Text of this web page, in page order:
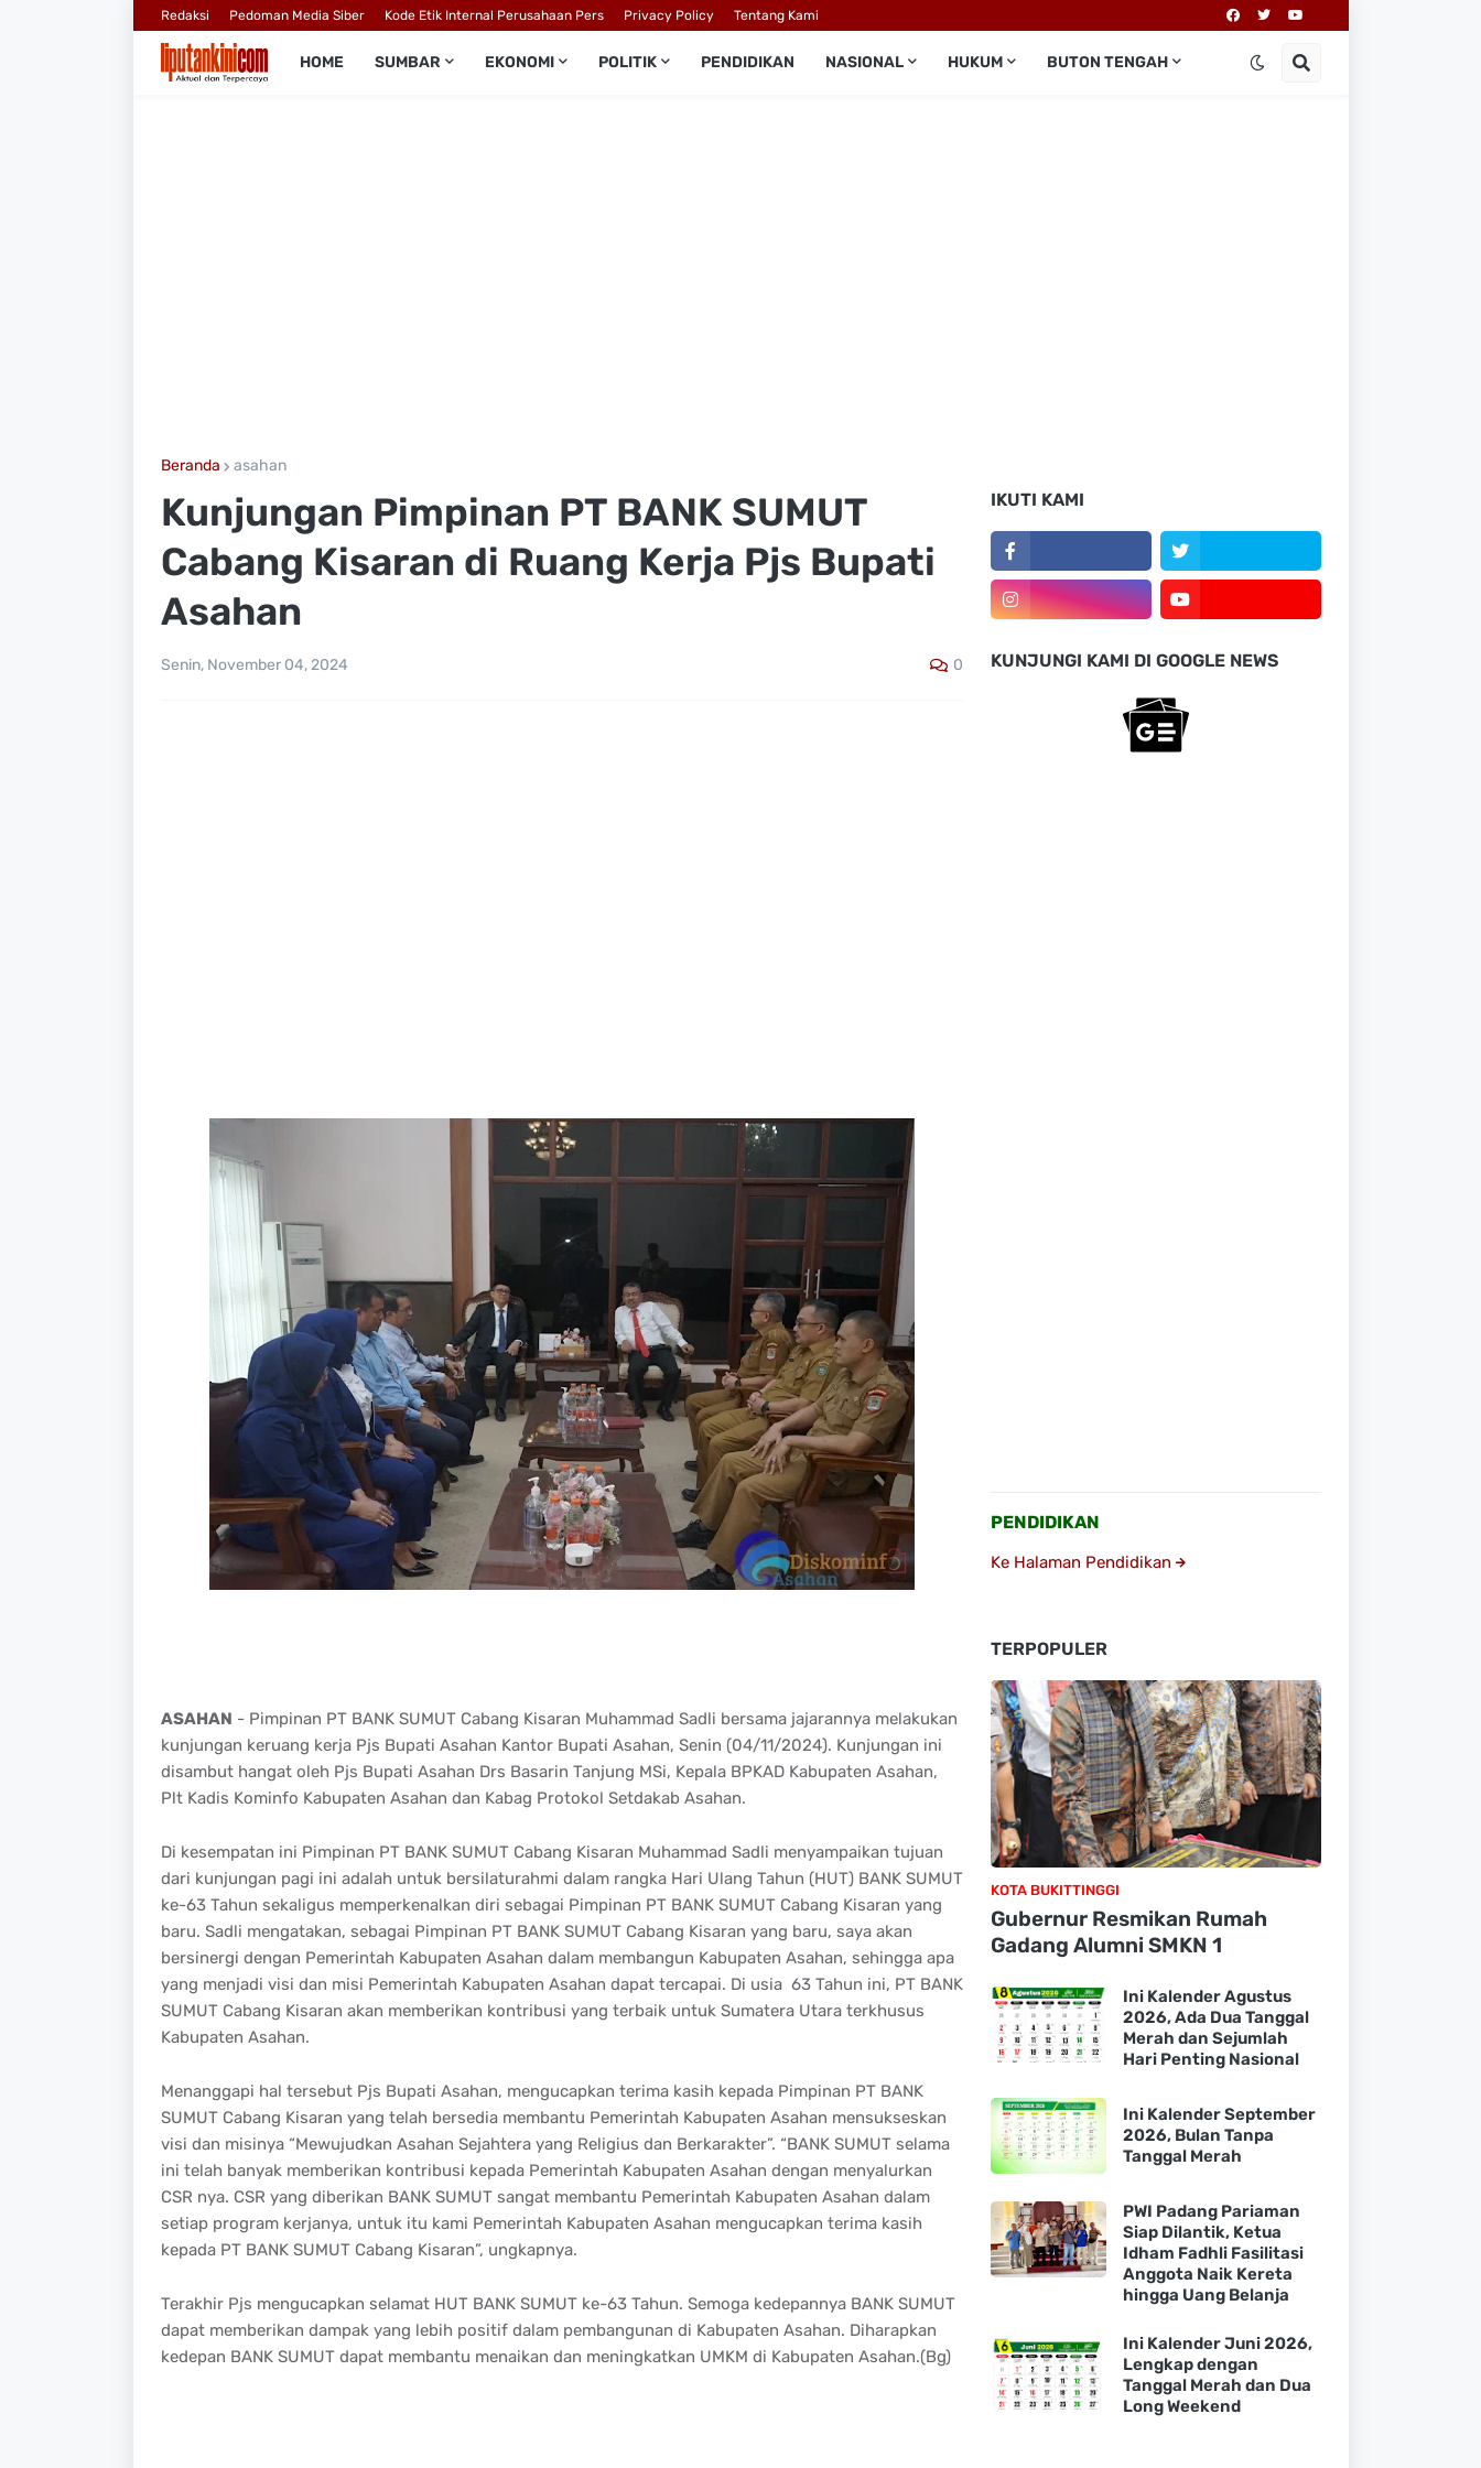
Redaksi Pedoman Media Siber Kode Etik Internal Perusahaan Pers Privacy Policy Tentang Kami
HOME SUMBAR EKONOMI POLITIK PENDIDIKAN NASIONAL HUKUM BUTON TENGAH
Beranda asahan
Kunjungan Pimpinan PT BANK SUMUT
Cabang Kisaran di Ruang Kerja Pjs Bupati
Asahan
Senin, November 04, 2024 0
ASAHAN - Pimpinan PT BANK SUMUT Cabang Kisaran Muhammad Sadli bersama jajarannya melakukan
kunjungan keruang kerja Pjs Bupati Asahan Kantor Bupati Asahan, Senin (04/11/2024). Kunjungan ini
disambut hangat oleh Pjs Bupati Asahan Drs Basarin Tanjung MSi, Kepala BPKAD Kabupaten Asahan,
Plt Kadis Kominfo Kabupaten Asahan dan Kabag Protokol Setdakab Asahan.
Di kesempatan ini Pimpinan PT BANK SUMUT Cabang Kisaran Muhammad Sadli menyampaikan tujuan
dari kunjungan pagi ini adalah untuk bersilaturahmi dalam rangka Hari Ulang Tahun (HUT) BANK SUMUT
ke-63 Tahun sekaligus memperkenalkan diri sebagai Pimpinan PT BANK SUMUT Cabang Kisaran yang
baru. Sadli mengatakan, sebagai Pimpinan PT BANK SUMUT Cabang Kisaran yang baru, saya akan
bersinergi dengan Pemerintah Kabupaten Asahan dalam membangun Kabupaten Asahan, sehingga apa
yang menjadi visi dan misi Pemerintah Kabupaten Asahan dapat tercapai. Di usia 63 Tahun ini, PT BANK
SUMUT Cabang Kisaran akan memberikan kontribusi yang terbaik untuk Sumatera Utara terkhusus
Kabupaten Asahan.
Menanggapi hal tersebut Pjs Bupati Asahan, mengucapkan terima kasih kepada Pimpinan PT BANK
SUMUT Cabang Kisaran yang telah bersedia membantu Pemerintah Kabupaten Asahan mensukseskan
visi dan misinya “Mewujudkan Asahan Sejahtera yang Religius dan Berkarakter”. “BANK SUMUT selama
ini telah banyak memberikan kontribusi kepada Pemerintah Kabupaten Asahan dengan menyalurkan
CSR nya. CSR yang diberikan BANK SUMUT sangat membantu Pemerintah Kabupaten Asahan dalam
setiap program kerjanya, untuk itu kami Pemerintah Kabupaten Asahan mengucapkan terima kasih
kepada PT BANK SUMUT Cabang Kisaran”, ungkapnya.
Terakhir Pjs mengucapkan selamat HUT BANK SUMUT ke-63 Tahun. Semoga kedepannya BANK SUMUT
dapat memberikan dampak yang lebih positif dalam pembangunan di Kabupaten Asahan. Diharapkan
kedepan BANK SUMUT dapat membantu menaikan dan meningkatkan UMKM di Kabupaten Asahan.(Bg)
IKUTI KAMI
KUNJUNGI KAMI DI GOOGLE NEWS
PENDIDIKAN
Ke Halaman Pendidikan
TERPOPULER
KOTA BUKITTINGGI
Gubernur Resmikan Rumah
Gadang Alumni SMKN 1
Ini Kalender Agustus
2026, Ada Dua Tanggal
Merah dan Sejumlah
Hari Penting Nasional
Ini Kalender September
2026, Bulan Tanpa
Tanggal Merah
PWI Padang Pariaman
Siap Dilantik, Ketua
Idham Fadhli Fasilitasi
Anggota Naik Kereta
hingga Uang Belanja
Ini Kalender Juni 2026,
Lengkap dengan
Tanggal Merah dan Dua
Long Weekend